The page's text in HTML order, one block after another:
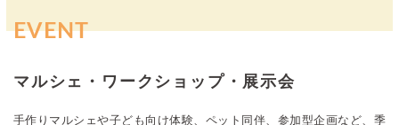
EVENT
マルシェ・ワークショップ・展示会
手作りマルシェや子ども向け体験、ペット同伴、参加型企画など、季